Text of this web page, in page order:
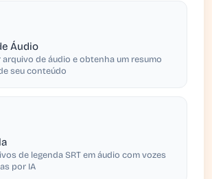
Áudio
arquivo de áudio e obtenha um resumo
seu conteúdo
de legenda SRT em áudio com vozes
por IA